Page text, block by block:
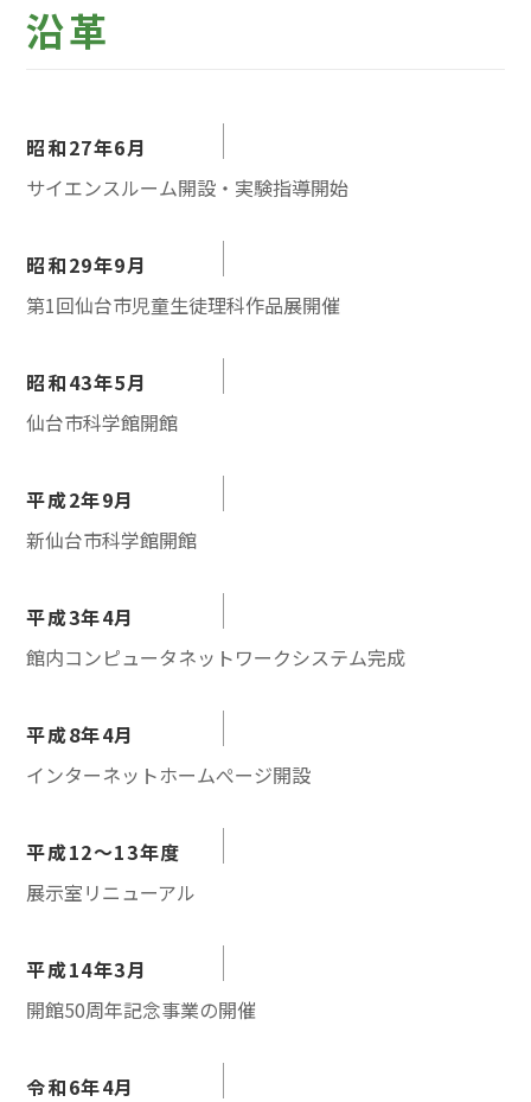
沿革
昭和27年6月
サイエンスルーム開設・実験指導開始
昭和29年9月
第1回仙台市児童生徒理科作品展開催
昭和43年5月
仙台市科学館開館
平成2年9月
新仙台市科学館開館
平成3年4月
館内コンピュータネットワークシステム完成
平成8年4月
インターネットホームぺージ開設
平成12～13年度
展示室リニューアル
平成14年3月
開館50周年記念事業の開催
令和6年4月